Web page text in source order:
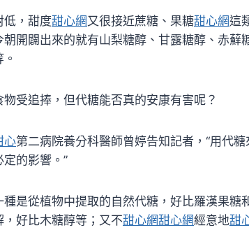
低，甜度甜心網又很接近蔗糖、果糖甜心網這
開闢出來的就有山梨糖醇、甘露糖醇、赤蘚
受追捧，但代糖能否真的安康有害呢？
心第二病院養分科醫師曾婷告知記者，“用代
的影響。”
是從植物中提取的自然代糖，好比羅漢果糖
好比木糖醇等；又不甜心網甜心網經意地甜